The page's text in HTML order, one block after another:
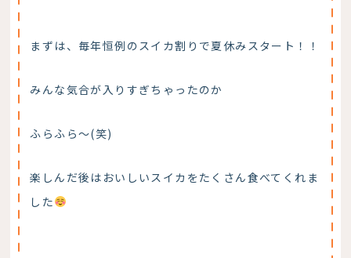
まずは、毎年恒例のスイカ割りで夏休みスタート！！
みんな気合が入りすぎちゃったのか
ふらふら～(笑)
楽しんだ後はおいしいスイカをたくさん食べてくれま
した